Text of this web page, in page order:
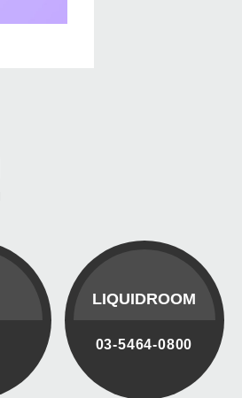
LIQUIDROOM
03-5464-0800